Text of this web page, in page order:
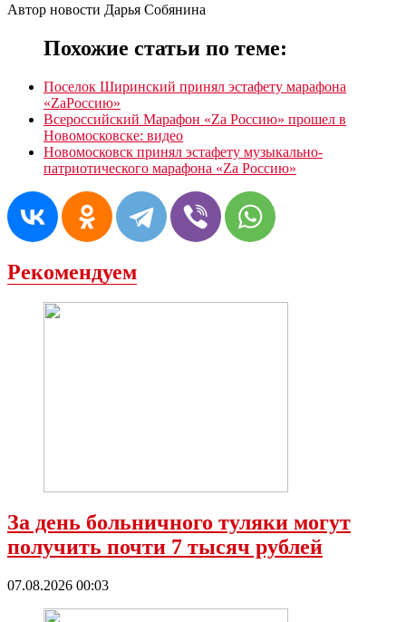
Автор новости Дарья Собянина
Похожие статьи по теме:
Поселок Ширинский принял эстафету марафона
«ZaРоссию»
Всероссийский Марафон «Za Россию» прошел в
Новомосковске: видео
Новомосковск принял эстафету музыкально-
патриотического марафона «Za Россию»
Рекомендуем
За день больничного туляки могут
получить почти 7 тысяч рублей
07.08.2026 00:03